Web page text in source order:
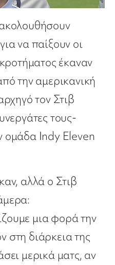
να παίξουν οι
έκαναν
την αμερικανική
τον Στιβ
τους-
ομάδα Indy Eleven
αλλά ο Στιβ
μια φορά την
στη διάρκεια της
μερικά ματς, αν